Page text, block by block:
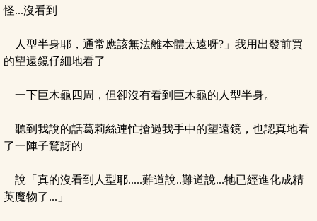
怪...沒看到
人型半身耶，通常應該無法離本體太遠呀?」我用出發前買
的望遠鏡仔細地看了
一下巨木龜四周，但卻沒有看到巨木龜的人型半身。
聽到我說的話葛莉絲連忙搶過我手中的望遠鏡，也認真地看
了一陣子驚訝的
說「真的沒看到人型耶.....難道說..難道說...牠已經進化成精
英魔物了...」